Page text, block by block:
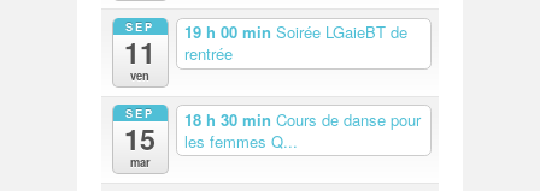
SEP
11
ven
19 h 00 min Soirée LGaieBT de
rentrée
SEP
15
mar
18 h 30 min Cours de danse pour
les femmes Q...